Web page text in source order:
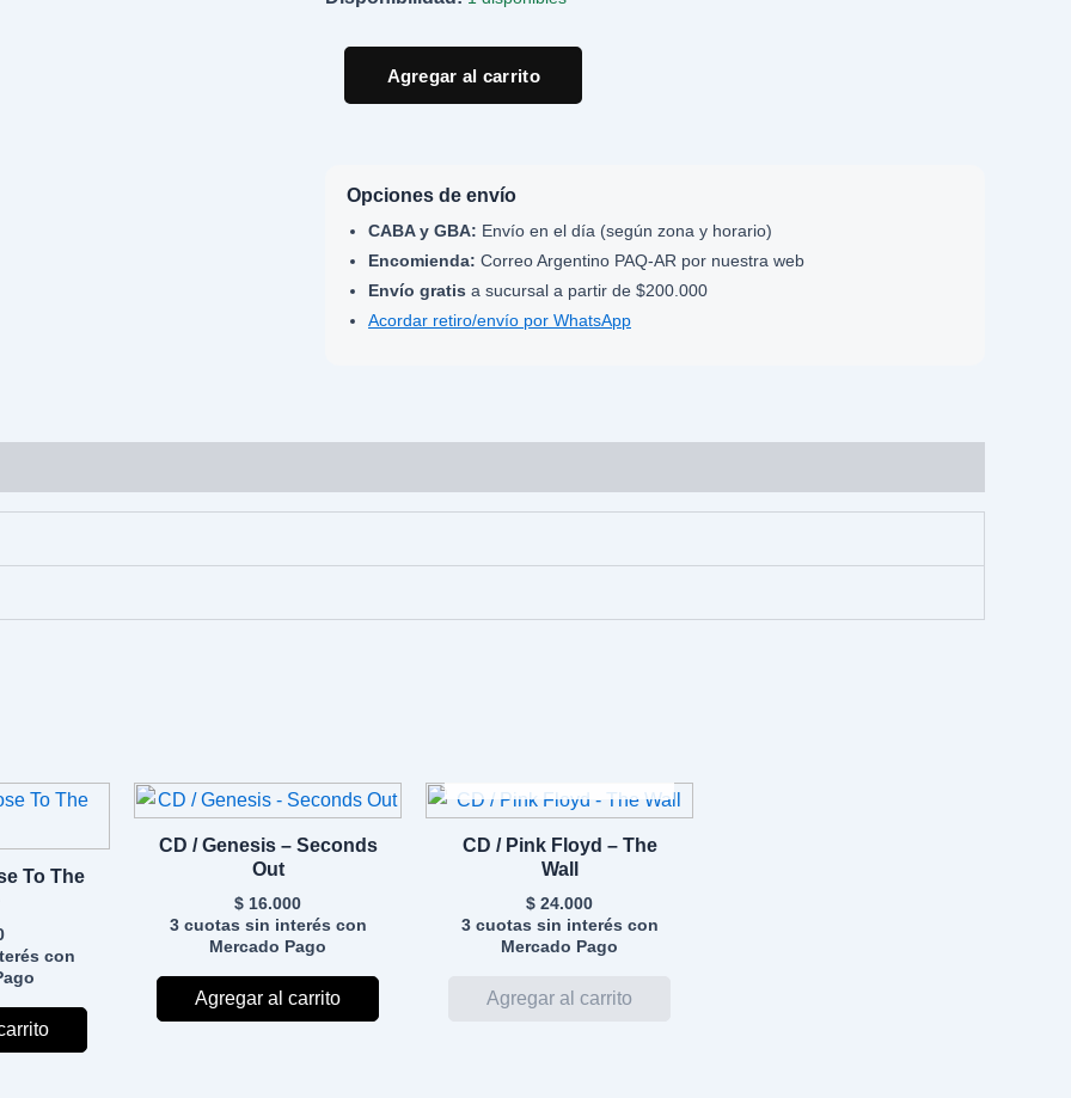
Agregar al carrito
Opciones de envío
CABA y GBA: Envío en el día (según zona y horario)
Encomienda: Correo Argentino PAQ-AR por nuestra web
Envío gratis a sucursal a partir de $200.000
Acordar retiro/envío por WhatsApp
To The
con
CD / Genesis – Seconds
Out
$ 16.000
3 cuotas sin interés con
Mercado Pago
Agregar al carrito
CD / Pink Floyd – The
Wall
$ 24.000
3 cuotas sin interés con
Mercado Pago